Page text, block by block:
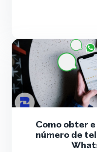
Como obter
número de